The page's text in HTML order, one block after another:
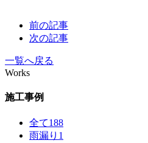
前の記事
次の記事
一覧へ戻る
Works
施工事例
全て188
雨漏り 1